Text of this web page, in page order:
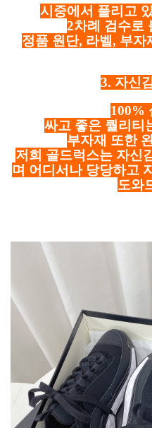
시중에서 풀리고
2차례 검수로
정품 원단, 라벨, 부자
3. 자신
100%
싸고 좋은 퀄리티
부자재 또한
저희 골드럭스는 자신
며 어디서나 당당하고
도와